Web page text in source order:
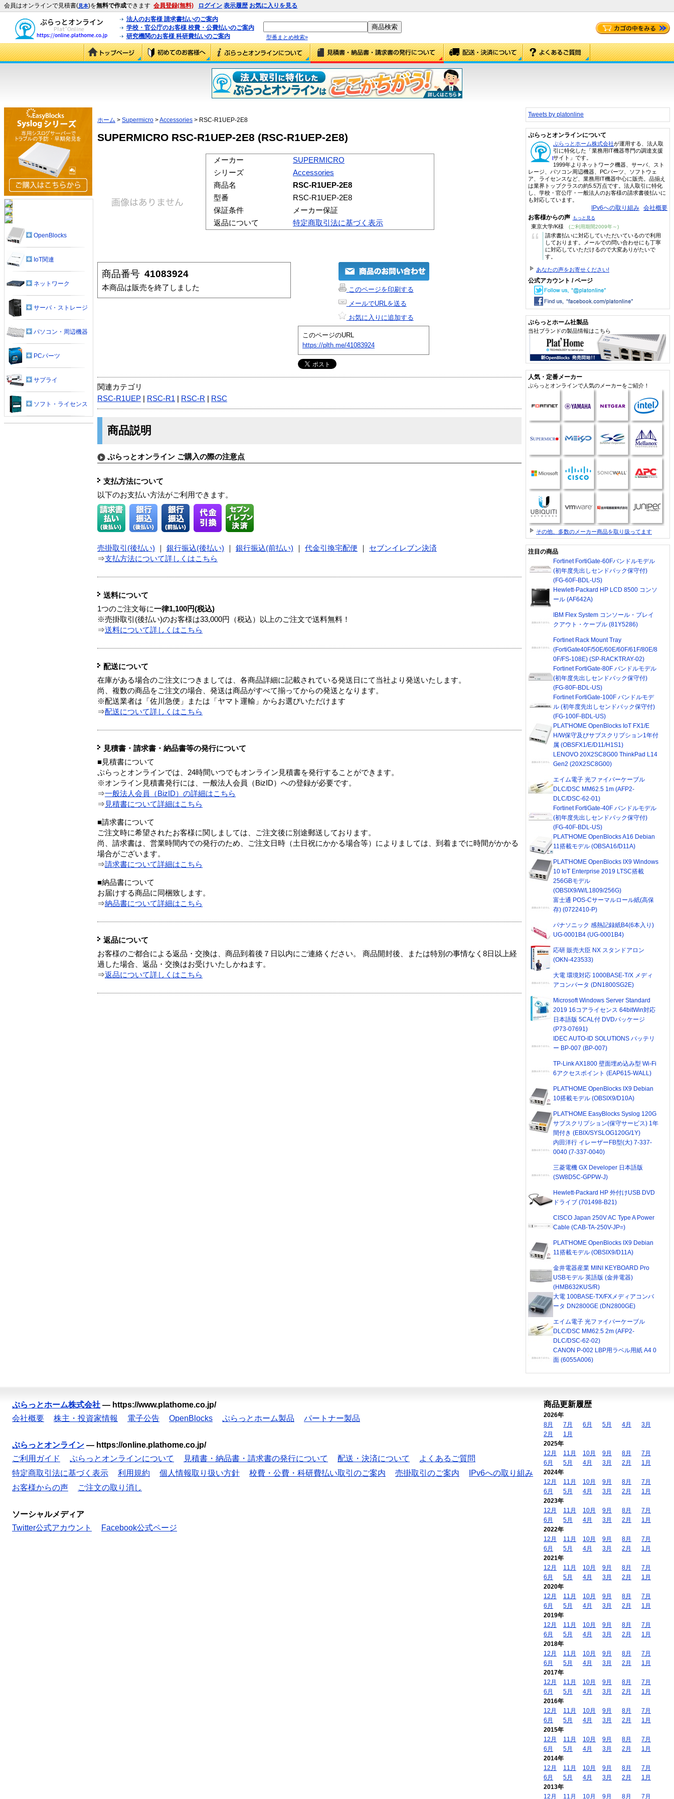
会員はオンラインで見積書(見本)を無料で作成できます 会員登録(無料) ログイン 表示履歴 お気に入りを見る
法人のお客様 請求書払いのご案内
学校・官公庁のお客様 校費・公費払いのご案内
研究機関のお客様 科研費払いのご案内
型番まとめ検索»
ホーム > Supermicro >Accessories > RSC-R1UEP-2E8
SUPERMICRO RSC-R1UEP-2E8 (RSC-R1UEP-2E8)
メーカー
SUPERMICRO
シリーズ
Accessories
商品名
RSC-R1UEP-2E8
型番
RSC-R1UEP-2E8
保証条件
メーカー保証
返品について
特定商取引法に基づく表示
商品番号 41083924
本商品は販売を終了しました
このページを印刷する
メールでURLを送る
お気に入りに追加する
このページのURL
https://plth.me/41083924
関連カテゴリ
RSC-R1UEP
RSC-R1 RSC-R RSC
商品説明
ぷらっとオンライン ご購入の際の注意点
支払方法について
以下のお支払い方法がご利用できます。
売掛取引(後払い) 銀行振込(後払い) 銀行振込(前払い) 代金引換宅配便
セブンイレブン決済
⇒支払方法について詳しくはこちら
送料について
1つのご注文毎に一律1,100円(税込)
※売掛取引(後払い)のお客様は33,000円（税込）以上のご注文で送料無料！
⇒送料について詳しくはこちら
配送について
在庫がある場合のご注文につきましては、各商品詳細に記載されている発送日にて当社より発送いたします。
尚、複数の商品をご注文の場合、発送は商品がすべて揃ってからの発送となります。
※配送業者は「佐川急便」または「ヤマト運輸」からお選びいただけます
⇒配送について詳しくはこちら
見積書・請求書・納品書等の発行について
■見積書について
ぷらっとオンラインでは、24時間いつでもオンライン見積書を発行することができます。
※オンライン見積書発行には、一般法人会員（BizID）への登録が必要です。
⇒一般法人会員（BizID）の詳細はこちら
⇒ 見積書について詳細はこちら
■請求書について
ご注文時に希望されたお客様に関しましては、ご注文後に別途郵送しております。
尚、請求書は、営業時間内での発行のため、ご注文日時（土日祝にかかる場合等）によりましては、到着までに時間がかかる
場合がございます。
⇒請求書について詳細はこちら
■納品書について
お届けする商品に同梱致します。
⇒納品書について詳細はこちら
返品について
お客様のご都合による返品・交換は、商品到着後７日以内にご連絡ください。 商品開封後、または特別の事情なく8日以上経
過した場合、返品・交換はお受けいたしかねます。
⇒返品について詳しくはこちら
OpenBlocks
IoT関連
ネットワーク
サーバ・ストレージ
パソコン・周辺機器
PCパーツ
サプライ
ソフト・ライセンス
Tweets by platonline
ぷらっとオンラインについて
ぷらっとホーム株式会社が運用する、法人取
引に特化した「業務用IT機器専門の調達支援
サイト」です。
1999年よりネットワーク機器、サーバ、スト
レージ、パソコン周辺機器、PCパーツ、ソフトウェ
ア、ライセンスなど、業務用IT機器中心に販売。品揃え
は業界トップクラスの約5.5万点です。法人取引に特化
し、学校・官公庁・一般法人のお客様の請求書後払いに
も対応しています。
IPv6への取り組み 会社概要
お客様からの声 もっと見る
東京大学/K様 (ご利用期間2009年～)
“
請求書払いに対応していただいているので利用
しております。メールでの問い合わせにも丁寧
に対応していただけるので大変ありがたいで
す。
あなたの声をお寄せください!
公式アカウント / ページ
ぷらっとホーム社製品
当社ブランドの製品情報はこちら
人気・定番メーカー
ぷらっとオンラインで人気のメーカーをご紹介！
その他、多数のメーカー商品を取り扱ってます
注目の商品
Fortinet FortiGate-60Fバンドルモデル
(初年度先出しセンドバック保守付)
(FG-60F-BDL-US)
Hewlett-Packard HP LCD 8500 コンソ
ール (AF642A)
IBM Flex System コンソール・ブレイ
クアウト・ケーブル (81Y5286)
Fortinet Rack Mount Tray
(FortiGate40F/50E/60E/60F/61F/80E/8
0F/FS-108E) (SP-RACKTRAY-02)
Fortinet FortiGate-80F バンドルモデル
(初年度先出しセンドバック保守付)
(FG-80F-BDL-US)
Fortinet FortiGate-100F バンドルモデ
ル (初年度先出しセンドバック保守付)
(FG-100F-BDL-US)
PLAT'HOME OpenBlocks IoT FX1/E
H/W保守及びサブスクリプション1年付
属 (OBSFX1/E/D11/H1S1)
LENOVO 20X2SC8G00 ThinkPad L14
Gen2 (20X2SC8G00)
エイム電子 光ファイバーケーブル
DLC/DSC MM62.5 1m (AFP2-
DLC/DSC-62-01)
Fortinet FortiGate-40F バンドルモデル
(初年度先出しセンドバック保守付)
(FG-40F-BDL-US)
PLAT'HOME OpenBlocks A16 Debian
11搭載モデル (OBSA16/D11A)
PLAT'HOME OpenBlocks IX9 Windows
10 IoT Enterprise 2019 LTSC搭載
256GBモデル
(OBSIX9/W/L1809/256G)
富士通 POS-Cサーマルロール紙(高保
存) (0722410-P)
パナソニック 感熱記録紙B4(6本入り)
UG-0001B4 (UG-0001B4)
応研 販売大臣 NX スタンドアロン
(OKN-423533)
大電 環境対応 1000BASE-T/X メディ
アコンバータ (DN1800SG2E)
Microsoft Windows Server Standard
2019 16コアライセンス 64bitWin対応
日本語版 5CAL付 DVDパッケージ
(P73-07691)
IDEC AUTO-ID SOLUTIONS バッテリ
ー BP-007 (BP-007)
TP-Link AX1800 壁面埋め込み型 Wi-Fi
6アクセスポイント (EAP615-WALL)
PLAT'HOME OpenBlocks IX9 Debian
10搭載モデル (OBSIX9/D10A)
PLAT'HOME EasyBlocks Syslog 120G
サブスクリプション(保守サービス) 1年
間付き (EBIX/SYSLOG120G/1Y)
内田洋行 イレーザーFB型(大) 7-337-
0040 (7-337-0040)
三菱電機 GX Developer 日本語版
(SW8D5C-GPPW-J)
Hewlett-Packard HP 外付けUSB DVD
ドライブ (701498-B21)
CISCO Japan 250V AC Type A Power
Cable (CAB-TA-250V-JP=)
PLAT'HOME OpenBlocks IX9 Debian
11搭載モデル (OBSIX9/D11A)
金井電器産業 MINI KEYBOARD Pro
USBモデル 英語版 (金井電器)
(HMB632KUS/R)
大電 100BASE-TX/FXメディアコンバ
ータ DN2800GE (DN2800GE)
エイム電子 光ファイバーケーブル
DLC/DSC MM62.5 2m (AFP2-
DLC/DSC-62-02)
CANON P-002 LBP用ラベル用紙 A4 0
面 (6055A006)
ぷらっとホーム株式会社 — https://www.plathome.co.jp/
会社概要
株主・投資家情報 電子公告 OpenBlocks ぷらっとホーム製品 パートナー製品
ぷらっとオンライン — https://online.plathome.co.jp/
ご利用ガイド
ぷらっとオンラインについて 見積書・納品書・請求書の発行について 配送・決済について
よくあるご質問
特定商取引法に基づく表示
利用規約 個人情報取り扱い方針 校費・公費・科研費払い取引のご案内 売掛取引のご案内
IPv6への取り組み
お客様からの声
ご注文の取り消し
ソーシャルメディア
Twitter公式アカウント
Facebook公式ページ
商品更新履歴
2026年
8月
7月 6月 5月 4月
3月
2月
1月
2025年
12月
11月 10月 9月 8月
7月
6月
5月 4月 3月 2月
1月
2024年
12月
11月 10月 9月 8月
7月
6月
5月 4月 3月 2月
1月
2023年
12月
11月 10月 9月 8月
7月
6月
5月 4月 3月 2月
1月
2022年
12月
11月 10月 9月 8月
7月
6月
5月 4月 3月 2月
1月
2021年
12月
11月 10月 9月 8月
7月
6月
5月 4月 3月 2月
1月
2020年
12月
11月 10月 9月 8月
7月
6月
5月 4月 3月 2月
1月
2019年
12月
11月 10月 9月 8月
7月
6月
5月 4月 3月 2月
1月
2018年
12月
11月 10月 9月 8月
7月
6月
5月 4月 3月 2月
1月
2017年
12月
11月 10月 9月 8月
7月
6月
5月 4月 3月 2月
1月
2016年
12月
11月 10月 9月 8月
7月
6月
5月 4月 3月 2月
1月
2015年
12月
11月 10月 9月 8月
7月
6月
5月 4月 3月 2月
1月
2014年
12月
11月 10月 9月 8月
7月
6月
5月 4月 3月 2月
1月
2013年
12月
11月 10月 9月 8月 7月